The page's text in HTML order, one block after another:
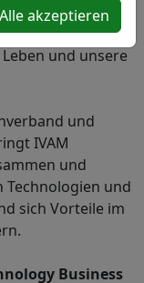
für
für die Art und
und unsere
und
IVAM
und
und
sich Vorteile im
Business
Alle akzeptieren